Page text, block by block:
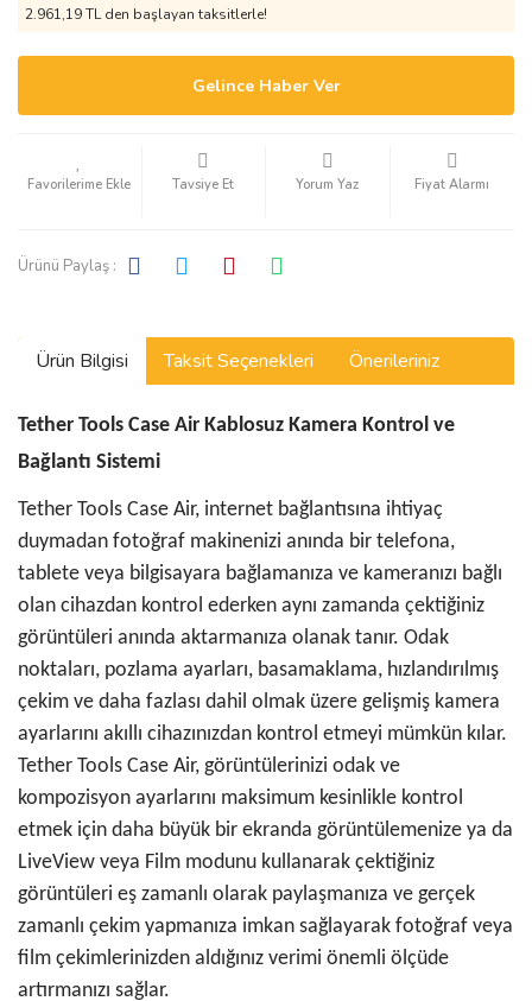
2.961,19 TL den başlayan taksitlerle!
Gelince Haber Ver
Tavsiye Et Yorum Yaz Fiyat Alarmı
Ürünü Paylaş :
Ürün Bilgisi Taksit Seçenekleri Önerileriniz
Tether Tools Case Air Kablosuz Kamera Kontrol ve
Bağlantı Sistemi
Tether Tools Case Air, internet bağlantısına ihtiyaç
duymadan fotoğraf makinenizi anında bir telefona,
tablete veya bilgisayara bağlamanıza ve kameranızı bağlı
olan cihazdan kontrol ederken aynı zamanda çektiğiniz
görüntüleri anında aktarmanıza olanak tanır. Odak
noktaları, pozlama ayarları, basamaklama, hızlandırılmış
çekim ve daha fazlası dahil olmak üzere gelişmiş kamera
ayarlarını akıllı cihazınızdan kontrol etmeyi mümkün kılar.
Tether Tools Case Air, görüntülerinizi odak ve
kompozisyon ayarlarını maksimum kesinlikle kontrol
etmek için daha büyük bir ekranda görüntülemenize ya da
LiveView veya Film modunu kullanarak çektiğiniz
görüntüleri eş zamanlı olarak paylaşmanıza ve gerçek
zamanlı çekim yapmanıza imkan sağlayarak fotoğraf veya
film çekimlerinizden aldığınız verimi önemli ölçüde
artırmanızı sağlar.